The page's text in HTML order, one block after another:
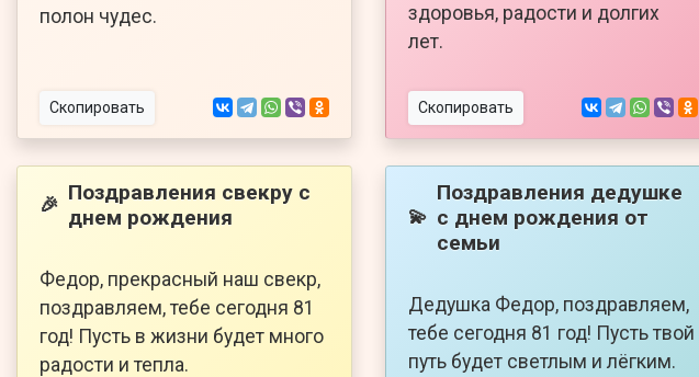
полон чудес.
Скопировать
здоровья, радости и долгих
лет.
Скопировать
🎉 Поздравления свекру с
днем рождения
Федор, прекрасный наш свекр,
поздравляем, тебе сегодня 81
год! Пусть в жизни будет много
радости и тепла.
💫
Поздравления дедушке
с днем рождения от
семьи
Дедушка Федор, поздравляем,
тебе сегодня 81 год! Пусть твой
путь будет светлым и лёгким.